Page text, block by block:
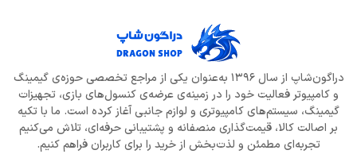
دراگون‌شاپ از سال 1396 به‌عنوان یکی از مراجع تخصصی حوزه‌ی گیمینگ
و کامپیوتر فعالیت خود را در زمینه‌ی عرضه‌ی کنسول‌های بازی، تجهیزات
گیمینگ، سیستم‌های کامپیوتری و لوازم جانبی آغاز کرده است. ما با تکیه
بر اصالت کالا، قیمت‌گذاری منصفانه و پشتیبانی حرفه‌ای، تلاش می‌کنیم
تجربه‌ای مطمئن و لذت‌بخش از خرید را برای کاربران فراهم کنیم.